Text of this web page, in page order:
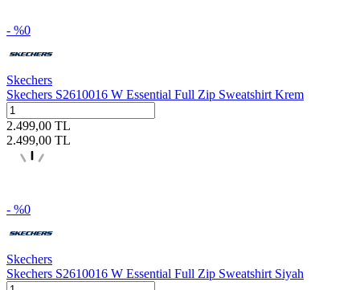
- %0
Skechers
Skechers S2610016 W Essential Full Zip Sweatshirt Krem
2.499,00 TL
2.499,00 TL
- %0
Skechers
Skechers S2610016 W Essential Full Zip Sweatshirt Siyah